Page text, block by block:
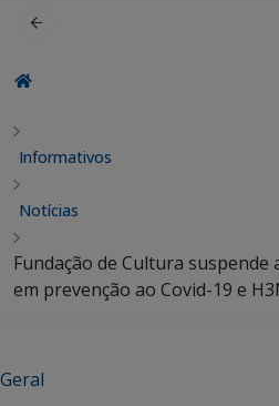
Informativos
Notícias
Fundação de Cultura
em prevenção ao Covid-19 e
Geral